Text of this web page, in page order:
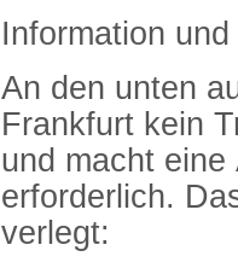
Information
An den unten
Frankfurt kein
und macht
erforderlich.
verlegt: